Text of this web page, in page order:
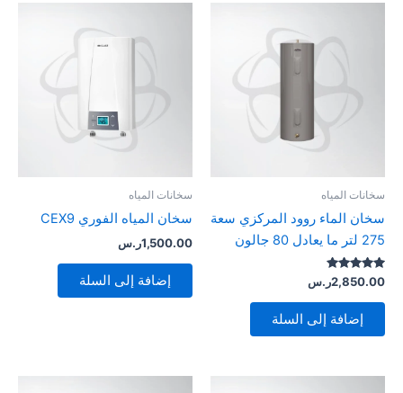
سخانات المياه
سخان الماء روود المركزي سعة
275 لتر ما يعادل 80 جالون
تم التقييم
5.00
من 5
2,850.00ر.س
إضافة إلى السلة
سخانات المياه
سخان المياه الفوري CEX9
1,500.00ر.س
إضافة إلى السلة